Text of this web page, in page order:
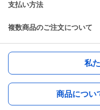
支払い方法
複数商品のご注文について
私
商品につい